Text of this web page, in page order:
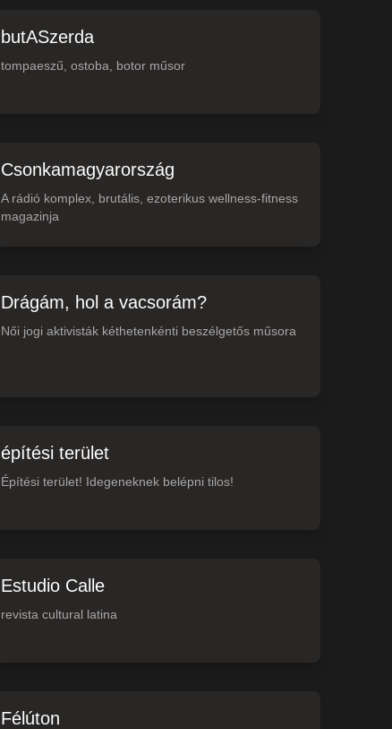
butASzerda
tompaeszű, ostoba, botor műsor
Csonkamagyarország
A rádió komplex, brutális, ezoterikus wellness-fitness
magazinja
Drágám, hol a vacsorám?
Női jogi aktivisták kéthetenkénti beszélgetős műsora
építési terület
Építési terület! Idegeneknek belépni tilos!
Estudio Calle
revista cultural latina
Félúton